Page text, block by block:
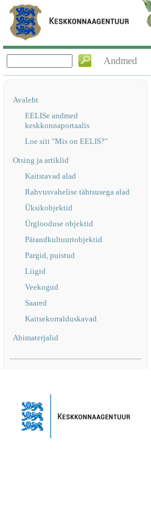
Andmed
Avaleht
EELISe andmed
keskkonnaportaalis
Loe siit "Mis on EELIS?"
Otsing ja artiklid
Kaitstavad alad
Rahvusvahelise tähtsusega alad
Üksikobjektid
Ürglooduse objektid
Pärandkultuuriobjektid
Pargid, puistud
Liigid
Veekogud
Saared
Kaitsekorralduskavad
Abimaterjalid